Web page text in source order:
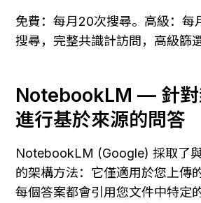
免費：每月20次搜尋。高級：每
搜尋，完整共識計訪問，高級篩選
NotebookLM — 針對
進行基於來源的問答
NotebookLM (Google) 採取了
的架構方法：它僅適用於您上傳
每個答案都會引用您文件中特